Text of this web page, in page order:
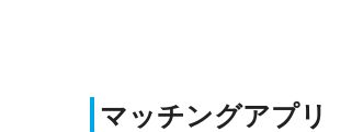
マッチングアプリ